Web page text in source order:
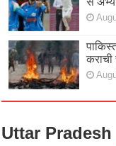
Uttar Pradesh